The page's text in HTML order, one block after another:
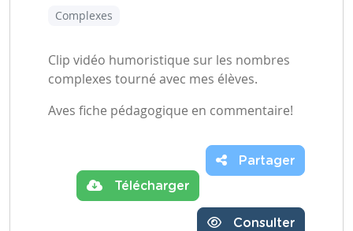
Complexes
Clip vidéo humoristique sur les nombres
complexes tourné avec mes élèves.
Aves fiche pédagogique en commentaire!
Télécharger
Partager
Consulter